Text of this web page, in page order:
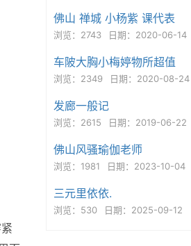
佛山 禅城 小杨紫 课代表
浏览：2743 日期：2020-06-14
车陂大胸小梅婷物所超值
浏览：2349 日期：2020-08-24
发廊一般记
浏览：2615 日期：2019-06-22
佛山风骚瑜伽老师
浏览：1981 日期：2023-10-04
三元里依依.
浏览：530 日期：2025-09-12